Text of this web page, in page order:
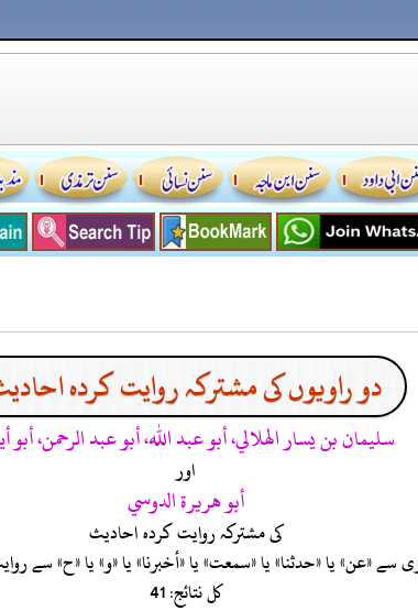
دو راویوں کی مشترکہ روایت کردہ
سليمان بن يسار الهلالي، أبو عبد الله، أبو عبد الرحمن، أبو
اور
أبو هريرة الدوسي
کی مشترکہ روایت کردہ احادیث
«عن» یا «حدثنا» یا «سمعت» یا «أخبرنا» یا «و» یا «ح» سے
کل نتائج: 41